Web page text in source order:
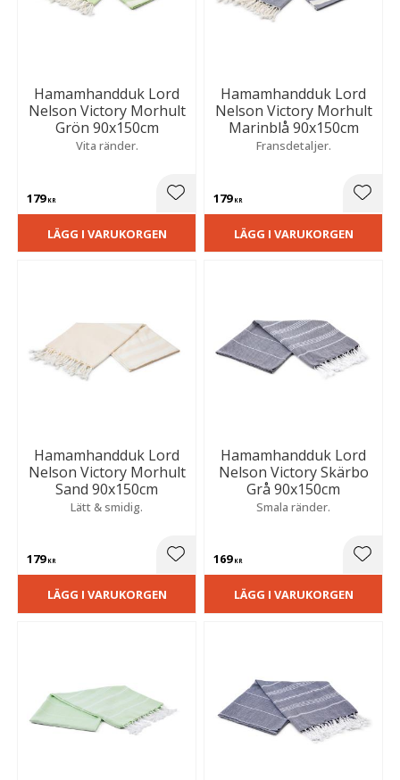
Hamamhandduk Lord
Nelson Victory Morhult
Grön 90x150cm
Vita ränder.
179KR Lägg till i favoriter
LÄGG I VARUKORGEN
Hamamhandduk Lord
Nelson Victory Morhult
Marinblå 90x150cm
Fransdetaljer.
179KR
LÄGG I VARUKORGEN
Hamamhandduk Lord
Nelson Victory Morhult
Sand 90x150cm
Lätt & smidig.
179KR Lägg till i favoriter
LÄGG I VARUKORGEN
Hamamhandduk Lord
Nelson Victory Skärbo
Grå 90x150cm
Smala ränder.
169KR
LÄGG I VARUKORGEN